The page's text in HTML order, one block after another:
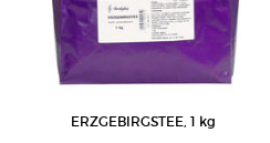
ERZGEBIRGSTEE, 1 kg